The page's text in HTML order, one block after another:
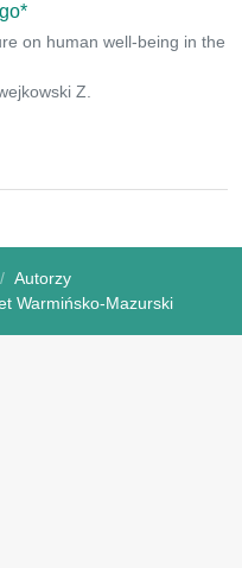
on human well-being in the
Z.
Autorzy
Warmińsko-Mazurski